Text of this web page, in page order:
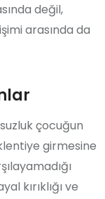
değil,
arasında da
çocuğun
girmesine
kırıklığı ve